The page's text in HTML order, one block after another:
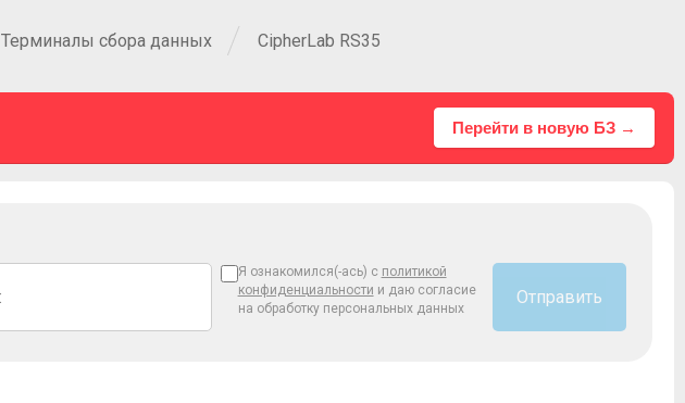
Терминалы сбора данных CipherLab RS35
Перейти в новую БЗ →
Я ознакомился(-ась) с политикой
конфиденциальности и даю согласие
на обработку персональных данных
Отправить